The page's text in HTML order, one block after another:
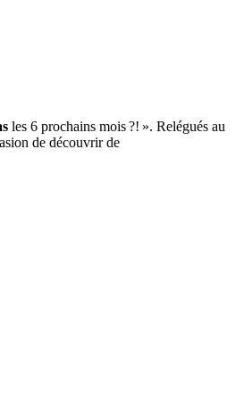
les 6 prochains mois ?! ». Relégués au
de découvrir de